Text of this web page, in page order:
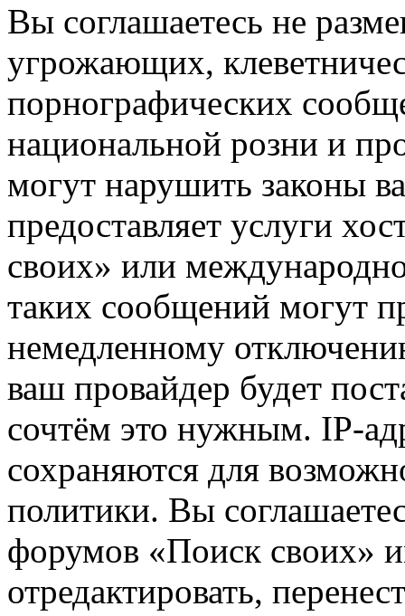
Вы соглашаетесь не
угрожающих,
порнографических
национальной розни и
могут нарушить законы
предоставляет услуги
своих» или
таких сообщений могут
немедленному
ваш провайдер будет
сочтём это нужным. IP-
сохраняются для
политики. Вы
форумов «Поиск своих»
отредактировать,